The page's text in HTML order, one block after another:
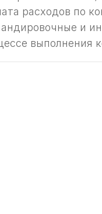
расходов по
и
выполнения